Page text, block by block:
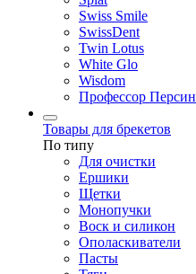
Swiss Smile
SwissDent
Twin Lotus
White Glo
Wisdom
Профессор Персин
Товары для брекетов
По типу
Для очистки
Ершики
Щетки
Монопучки
Воск и силикон
Ополаскиватели
Пасты